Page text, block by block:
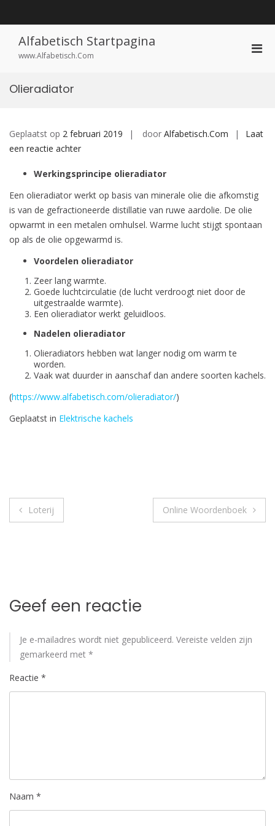
de
inhoudAlfabetisch Startpagina
www.Alfabetisch.Com
Olieradiator
Geplaatst op 2 februari 2019 door Alfabetisch.Com
Laat
een reactie achterop
Werkingsprincipe olieradiator
Een olieradiator werkt op basis van minerale olie die afkomstig
is van de gefractioneerde distillatie van ruwe aardolie. De olie
opwarmt in een metalen omhulsel. Warme lucht stijgt spontaan
op als de olie opgewarmd is.
Voordelen olieradiator
Zeer lang warmte.
Goede luchtcirculatie (de lucht verdroogt niet door de
uitgestraalde warmte).
Een olieradiator werkt geluidloos.
Nadelen olieradiator
Olieradiators hebben wat langer nodig om warm te
worden.
Vaak wat duurder in aanschaf dan andere soorten kachels.
(https://www.alfabetisch.com/olieradiator/)
Geplaatst in Elektrische kachels
Bericht
Loterij Online Woordenboek
Geef een reactie
Je e-mailadres wordt niet gepubliceerd. Vereiste velden zijn
gemarkeerd met *
Reactie *
Naam *